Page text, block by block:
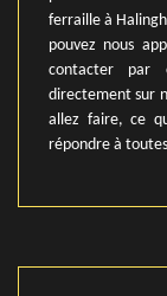
ferraille à
pouvez nous
contacter par
directement sur
allez faire, ce
répondre à